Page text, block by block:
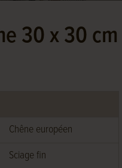
30 x 30 cm
Chêne européen
Sciage fin